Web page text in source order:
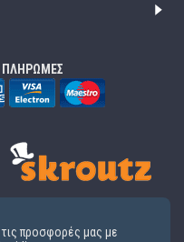
ΠΛΗΡΩΜΕΣ
προσφορές μας με